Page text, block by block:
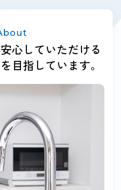
心していただける
目指しています。